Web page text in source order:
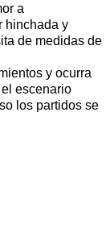
a
hinchada y
de medidas de
y ocurra
escenario
los partidos se